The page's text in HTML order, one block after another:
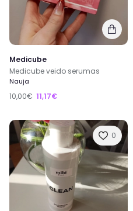
Medicube
Medicube veido serumas
Nauja
10,00€ 11,17€
0